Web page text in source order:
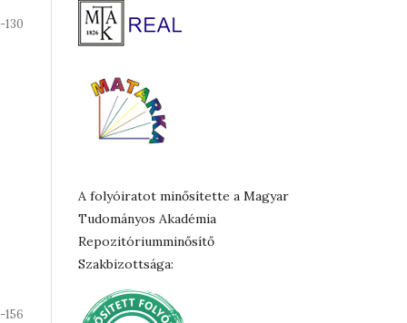
130
156
A folyóiratot minősítette a Magyar
Tudományos Akadémia
Repozitóriumminősítő
Szakbizottsága: